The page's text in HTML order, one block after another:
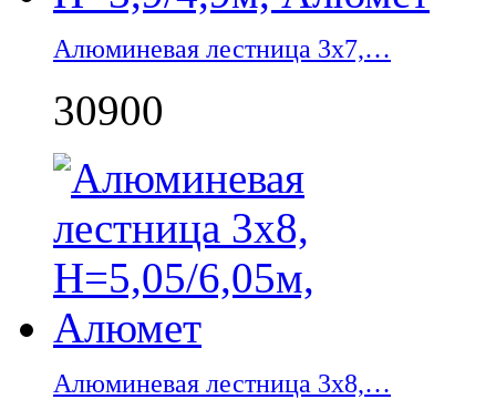
Алюминевая лестница 3х7,…
30900
Алюминевая лестница 3х8,…